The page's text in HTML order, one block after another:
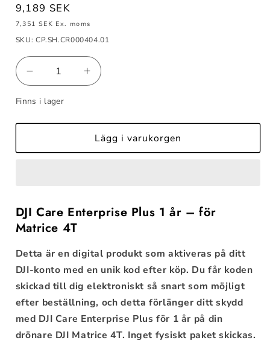
Ordinarie
pris
9,189 SEK
7,351 SEK Ex. moms
SKU: CP.SH.CR000404.01
Minska
kvantitet
för
-
Öka
kvantitet
4T
-
Finns i lager
Lägg i varukorgen
DJI Care Enterprise Plus 1 år – för
Matrice 4T
Detta är en digital produkt som aktiveras på ditt
DJI-konto med en unik kod efter köp. Du får koden
skickad till dig elektroniskt så snart som möjligt
efter beställning, och detta förlänger ditt skydd
med DJI Care Enterprise Plus för 1 år på din
drönare DJI Matrice 4T. Inget fysiskt paket skickas.